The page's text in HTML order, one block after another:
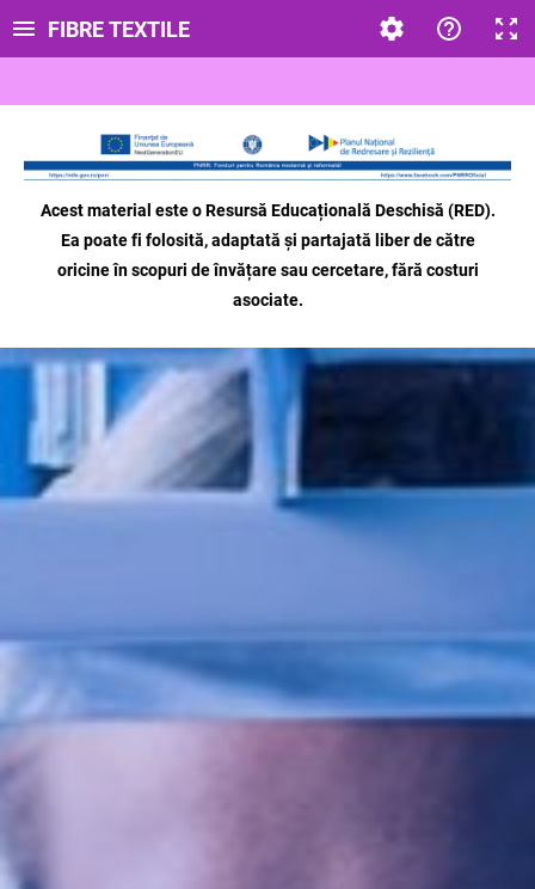
FIBRE TEXTILE
Acest material este o Resursă Educațională Deschisă (RED).
Ea poate fi folosită, adaptată și partajată liber de către
oricineîn scopuri de învățare sau cercetare, fără costuri
asociate.